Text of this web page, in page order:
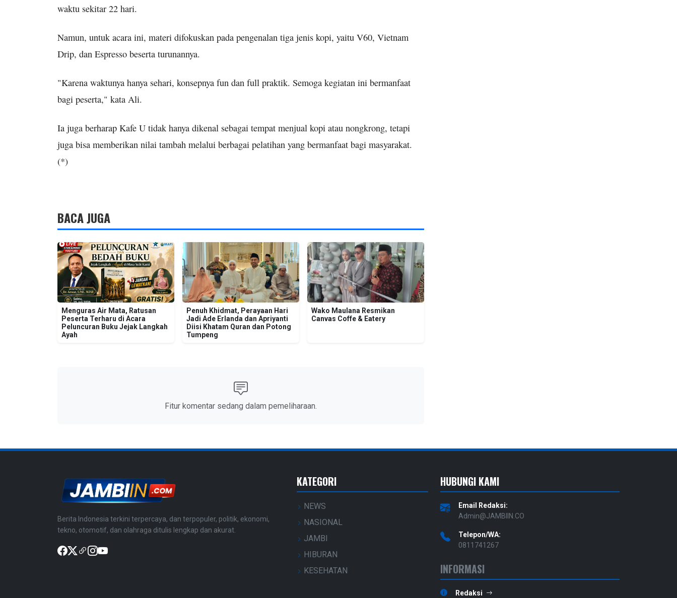
waktu sekitar 22 hari.
Namun, untuk acara ini, materi difokuskan pada pengenalan tiga jenis kopi, yaitu V60, Vietnam
Drip, dan Espresso beserta turunannya.
"Karena waktunya hanya sehari, konsepnya fun dan full praktik. Semoga kegiatan ini bermanfaat
bagi peserta," kata Ali.
Ia juga berharap Kafe U tidak hanya dikenal sebagai tempat menjual kopi atau nongkrong, tetapi
juga bisa memberikan nilai tambah melalui berbagai pelatihan yang bermanfaat bagi masyarakat.
(*)
BACA JUGA
Menguras Air Mata, Ratusan
Peserta Terharu di Acara
Peluncuran Buku Jejak Langkah
Ayah
Penuh Khidmat, Perayaan Hari
Jadi Ade Erlanda dan Apriyanti
Diisi Khatam Quran dan Potong
Tumpeng
Wako Maulana Resmikan
Canvas Coffe & Eatery
Fitur komentar sedang dalam pemeliharaan.
Berita Indonesia terkini terpercaya, dan terpopuler, politik, ekonomi,
tekno, otomotif, dan olahraga ditulis lengkap dan akurat.
KATEGORI
NEWS
NASIONAL
JAMBI
HIBURAN
KESEHATAN
HUBUNGI KAMI
Email Redaksi:
Admin@JAMBIIN.CO
Telepon/WA:
0811741267
INFORMASI
Redaksi